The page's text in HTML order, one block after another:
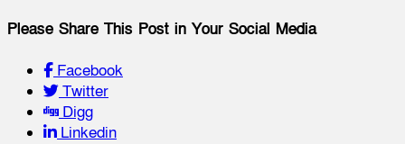
Please Share This Post in Your Social Media
Facebook
Twitter
Digg
Linkedin